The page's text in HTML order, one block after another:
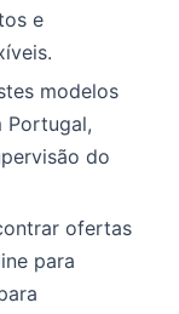
e
modelos
Portugal,
do
ofertas
para